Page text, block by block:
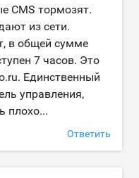
CMS тормозят.
из сети.
в общей сумме
7 часов. Это
Единственный
управления,
плохо...
Ответить